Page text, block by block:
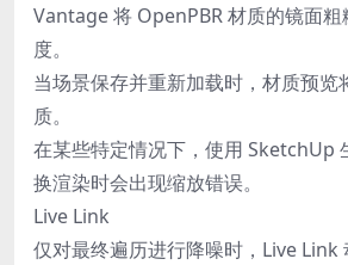
Vantage 将 OpenPBR 材质的镜面粗
度。
当场景保存并重新加载时，材质预览
质。
在某些特定情况下，使用 SketchUp
换渲染时会出现缩放错误。
Live Link
仅对最终遍历进行降噪时，Live Link